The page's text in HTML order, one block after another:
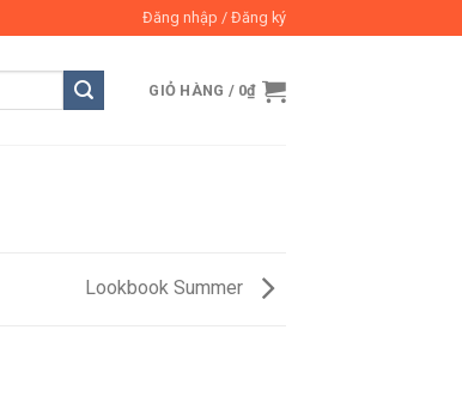
Đăng nhập / Đăng ký
GIỎ HÀNG / 0₫
Lookbook Summer